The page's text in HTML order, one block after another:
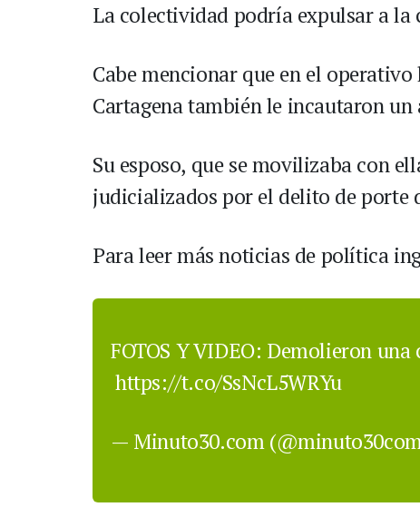
La colectividad podría expulsar a la
Cabe mencionar que en el
Cartagena también le incautaron
Su esposo, que se movilizaba con
judicializados por el delito de porte
Para leer más noticias de política
FOTOS Y VIDEO: Demolieron
https://t.co/SsNcL5WRYu
— Minuto30.com